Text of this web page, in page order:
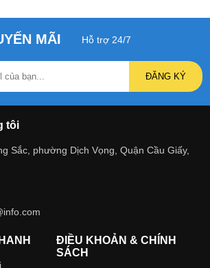
MÃI Hỗ trợ 24/7
ĐĂNG KÝ
tôi
Sắc, phường Dịch Vọng, Quận Cầu Giấy,
ĐIỀU KHOẢN & CHÍNH
SÁCH